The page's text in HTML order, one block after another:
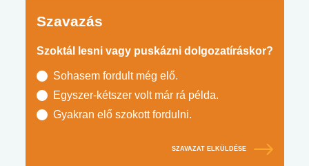
Szavazás
Szoktál lesni vagy puskázni dolgozatíráskor?
Sohasem fordult még elő.
Egyszer-kétszer volt már rá példa.
Gyakran elő szokott fordulni.
SZAVAZAT ELKÜLDÉSE